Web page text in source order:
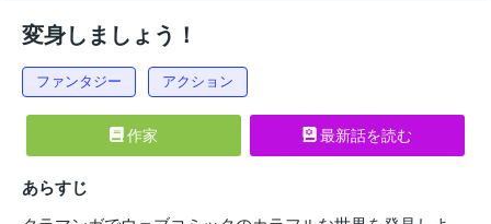
変身しましょう！
ファンタジー アクション
作家 最新話を読む
あらすじ